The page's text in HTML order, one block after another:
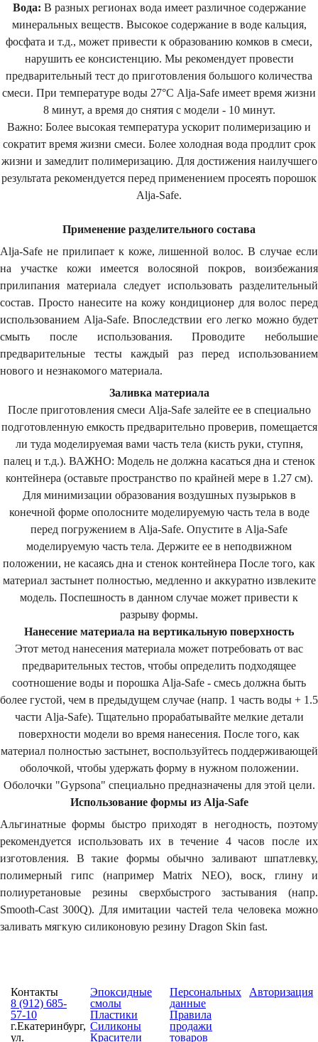
Вода: В разных регионах вода имеет различное содержание
минеральных веществ. Высокое содержание в воде кальция,
фосфата и т.д., может привести к образованию комков в смеси,
нарушить ее консистенцию. Мы рекомендует провести
предварительный тест до приготовления большого количества
смеси. При температуре воды 27°С Alja-Safe имеет время жизни
8 минут, а время до снятия с модели - 10 минут.
Важно: Более высокая температура ускорит полимеризацию и
сократит время жизни смеси. Более холодная вода продлит срок
жизни и замедлит полимеризацию. Для достижения наилучшего
результата рекомендуется перед применением просеять порошок
Alja-Safe.
Применение разделительного состава
Alja-Safe не прилипает к коже, лишенной волос. В случае если
на участке кожи имеется волосяной покров, воизбежания
прилипания материала следует использовать разделительный
состав. Просто нанесите на кожу кондиционер для волос перед
использованием Alja-Safe. Впоследствии его легко можно будет
смыть после использования. Проводите небольшие
предварительные тесты каждый раз перед использованием
нового и незнакомого материала.
Заливка материала
После приготовления смеси Alja-Safe залейте ее в специально
подготовленную емкость предварительно проверив, помещается
ли туда моделируемая вами часть тела (кисть руки, ступня,
палец и т.д.). ВАЖНО: Модель не должна касаться дна и стенок
контейнера (оставьте пространство по крайней мере в 1.27 см).
Для минимизации образования воздушных пузырьков в
конечной форме ополосните моделируемую часть тела в воде
перед погружением в Alja-Safe. Опустите в Alja-Safe
моделируемую часть тела. Держите ее в неподвижном
положении, не касаясь дна и стенок контейнера После того, как
материал застынет полностью, медленно и аккуратно извлеките
модель. Поспешность в данном случае может привести к
разрыву формы.
Нанесение материала на вертикальную поверхность
Этот метод нанесения материала может потребовать от вас
предварительных тестов, чтобы определить подходящее
соотношение воды и порошка Alja-Safe - смесь должна быть
более густой, чем в предыдущем случае (напр. 1 часть воды + 1.5
части Alja-Safe). Тщательно прорабатывайте мелкие детали
поверхности модели во время нанесения. После того, как
материал полностью застынет, воспользуйтесь поддерживающей
оболочкой, чтобы удержать форму в нужном положении.
Оболочки "Gypsona" специально предназначены для этой цели.
Использование формы из Alja-Safe
Альгинатные формы быстро приходят в негодность, поэтому
рекомендуется использовать их в течение 4 часов после их
изготовления. В такие формы обычно заливают шпатлевку,
полимерный гипс (например Matrix NEO), воск, глину и
полиуретановые резины сверхбыстрого застывания (напр.
Smooth-Cast 300Q). Для имитации частей тела человека можно
заливать мягкую силиконовую резину Dragon Skin fast.
Контакты
8 (912) 685-
57-10
г.Екатеринбург,
ул.
Эпоксидные
смолы
Пластики
Силиконы
Красители
Персональных
данные
Правила
продажи
товаров
Авторизация